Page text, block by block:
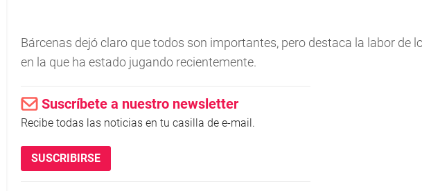
Bárcenas dejó claro que todos son importantes, pero destaca la labor de
en la que ha estado jugando recientemente.
Suscríbete a nuestro newsletter
Recibe todas las noticias en tu casilla de e-mail.
SUSCRIBIRSE